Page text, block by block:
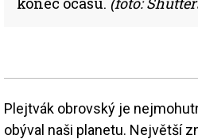
Plejtvák obrovský je
obýval naši planetu. Největší